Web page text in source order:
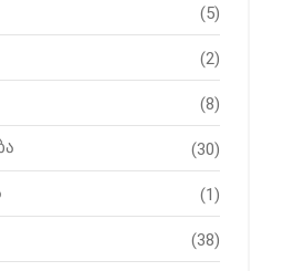
(5)
(2)
(8)
(30)
(1)
(38)